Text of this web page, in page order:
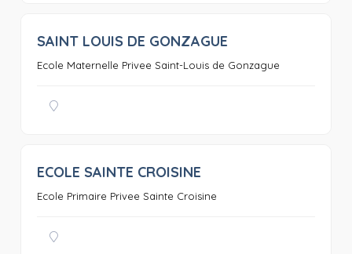
SAINT LOUIS DE GONZAGUE
Ecole Maternelle Privee Saint-Louis de Gonzague
ECOLE SAINTE CROISINE
Ecole Primaire Privee Sainte Croisine